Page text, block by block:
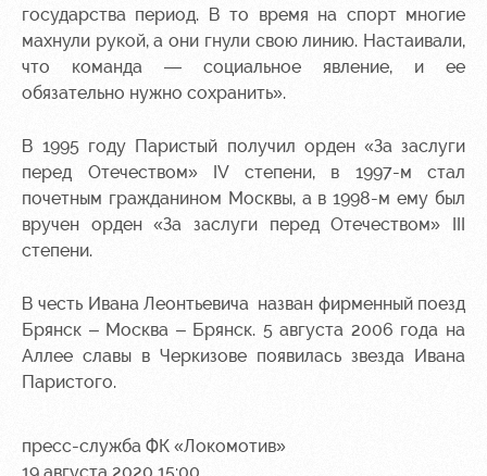
государства период. В то время на спорт многие
махнули рукой, а они гнули свою линию. Настаивали,
что команда — социальное явление, и ее
обязательно нужно сохранить».
В 1995 году Паристый получил орден «За заслуги
перед Отечеством»IV степени, в 1997-м стал
почетным гражданином Москвы, а в 1998-м ему был
вручен орден«За заслуги перед Отечеством» III
степени.
В честь Ивана Леонтьевича назван фирменный поезд
Брянск – Москва – Брянск. 5 августа 2006 года на
Аллее славы в Черкизове появилась звезда Ивана
Паристого.
пресс-служба ФК «Локомотив»